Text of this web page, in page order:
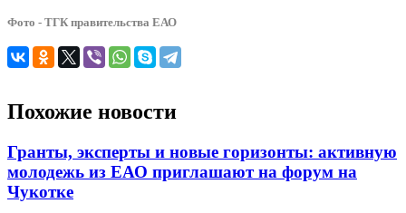
Фото - ТГК правительства ЕАО
Похожие новости
Гранты, эксперты и новые горизонты: активную
молодежь из ЕАО приглашают на форум на
Чукотке